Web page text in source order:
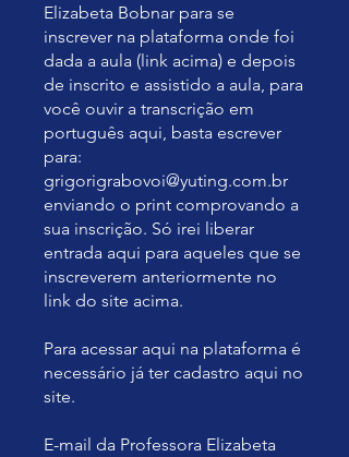
Elizabeta Bobnar para se
inscrever na plataforma onde foi
dada a aula (link acima) e depois
de inscrito e assistido a aula, para
você ouvir a transcrição em
português aqui, basta escrever
para:
grigorigrabovoi@yuting.com.br
enviando o print comprovando a
sua inscrição. Só irei liberar
entrada aqui para aqueles que se
inscreverem anteriormente no
link do site acima.
Para acessar aqui na plataforma é
necessário já ter cadastro aqui no
site.
E-mail da Professora Elizabeta